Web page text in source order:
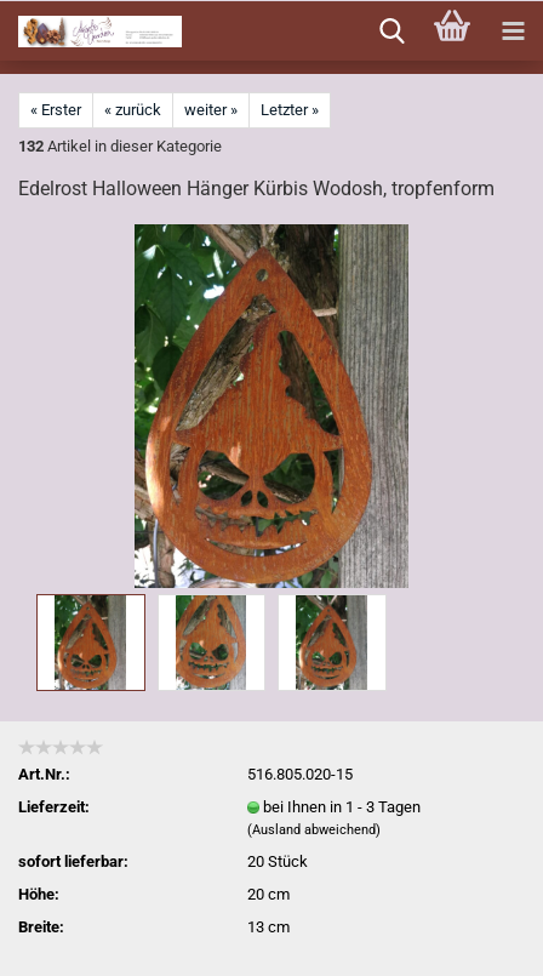
zum
Hauptinhalt
« Erster « zurück weiter »
Letzter »
132 Artikel in dieser Kategorie
Edelrost Halloween Hänger Kürbis Wodosh, tropfenform
Art.Nr.:
516.805.020-15
Lieferzeit:
bei Ihnen in 1 - 3 Tagen
(Ausland abweichend)
sofort lieferbar: 20Stück
Höhe:
20 cm
Breite:
13 cm